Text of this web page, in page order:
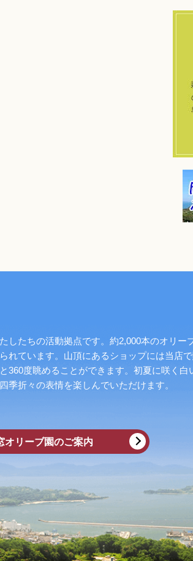
したちの活動拠点です。約2,000本のオリー
れています。山頂にあるショップには当店
360度眺めることができます。初夏に咲く
季折々の表情を楽しんでいただけます。
オリーブ園のご案内